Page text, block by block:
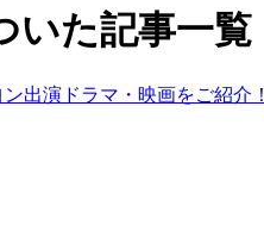
いた記事一覧
出演ドラマ・映画をご紹介！